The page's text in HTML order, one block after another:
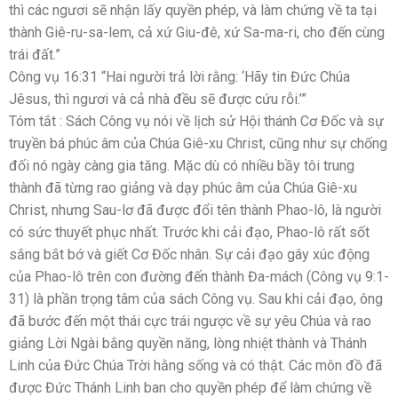
thì các ngươi sẽ nhận lấy quyền phép, và làm chứng về ta tại
thành Giê-ru-sa-lem, cả xứ Giu-đê, xứ Sa-ma-ri, cho đến cùng
trái đất.”
Công vụ 16:31 “Hai người trả lời rằng: ‘Hãy tin Đức Chúa
Jêsus, thì ngươi và cả nhà đều sẽ được cứu rỗi.’”
Tóm tắt : Sách Công vụ nói về lịch sử Hội thánh Cơ Đốc và sự
truyền bá phúc âm của Chúa Giê-xu Christ, cũng như sự chống
đối nó ngày càng gia tăng. Mặc dù có nhiều bầy tôi trung
thành đã từng rao giảng và dạy phúc âm của Chúa Giê-xu
Christ, nhưng Sau-lơ đã được đổi tên thành Phao-lô, là người
có sức thuyết phục nhất. Trước khi cải đạo, Phao-lô rất sốt
sắng bắt bớ và giết Cơ Đốc nhân. Sự cải đạo gây xúc động
của Phao-lô trên con đường đến thành Đa-mách (Công vụ 9:1-
31) là phần trọng tâm của sách Công vụ. Sau khi cải đạo, ông
đã bước đến một thái cực trái ngược về sự yêu Chúa và rao
giảng Lời Ngài bằng quyền năng, lòng nhiệt thành và Thánh
Linh của Đức Chúa Trời hằng sống và có thật. Các môn đồ đã
được Đức Thánh Linh ban cho quyền phép để làm chứng về